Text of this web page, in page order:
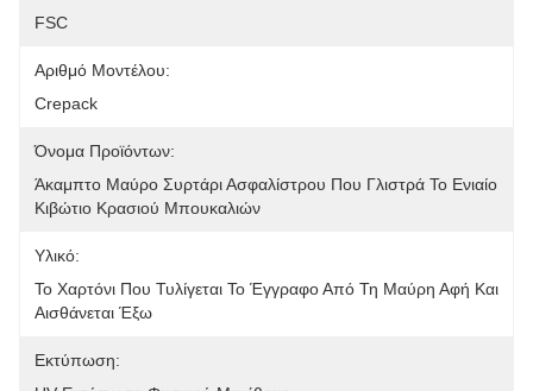
FSC
Αριθμό Μοντέλου:
Crepack
Όνομα Προϊόντων:
Άκαμπτο Μαύρο Συρτάρι Ασφαλίστρου Που Γλιστρά Το Ενιαίο
Κιβώτιο Κρασιού Μπουκαλιών
Υλικό:
Το Χαρτόνι Που Τυλίγεται Το Έγγραφο Από Τη Μαύρη Αφή Και
Αισθάνεται Έξω
Εκτύπωση: